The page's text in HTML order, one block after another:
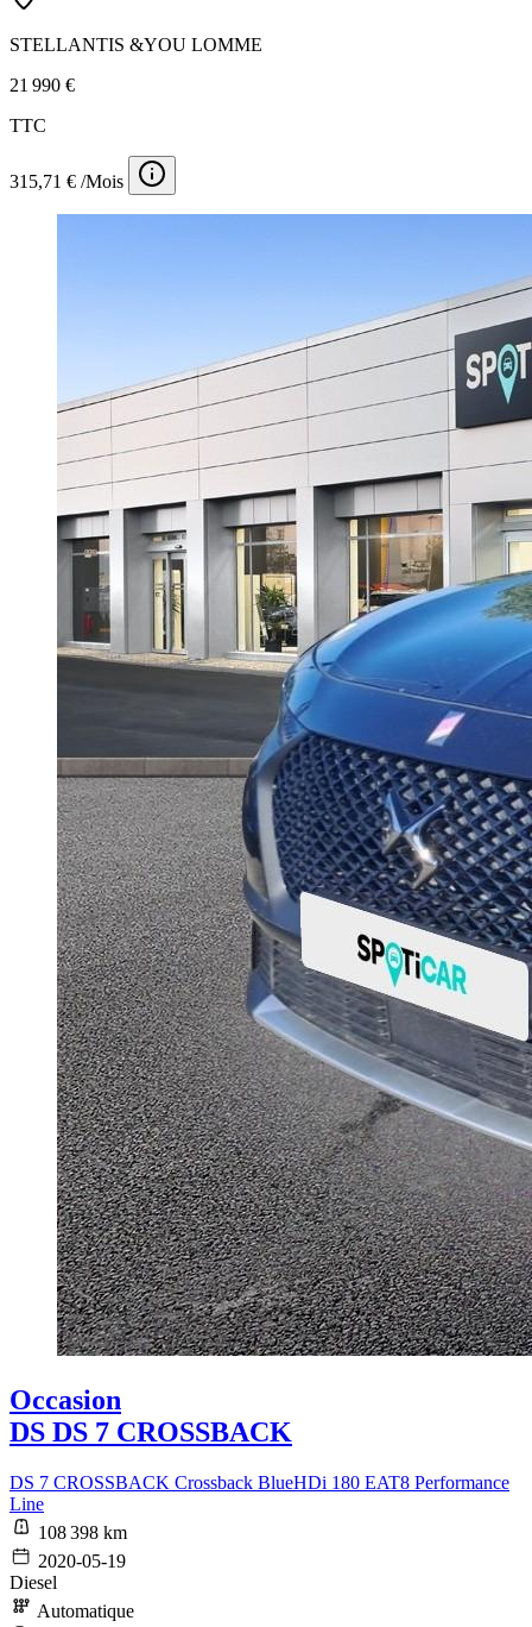
STELLANTIS &YOU LOMME
21 990 €
TTC
315,71 € /Mois
Occasion
DS DS 7 CROSSBACK
DS 7 CROSSBACK Crossback BlueHDi 180 EAT8 Performance
Line
108 398 km
2020-05-19
Diesel
Automatique